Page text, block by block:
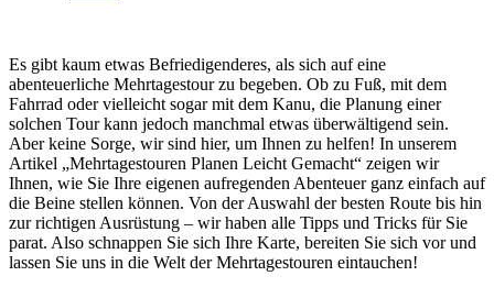
Es gibt kaum etwas Befriedigenderes, als sich auf eine
abenteuerliche Mehrtagestour zu begeben. Ob zu Fuß, mit dem
Fahrrad oder vielleicht sogar mit dem Kanu, die Planung einer
solchen Tour kann jedoch manchmal etwas überwältigend sein.
Aber keine Sorge, wir sind hier, um Ihnen zu helfen! In unserem
Artikel „Mehrtagestouren Planen Leicht Gemacht“ zeigen wir
Ihnen, wie Sie Ihre eigenen aufregenden Abenteuer ganz einfach auf
die Beine stellen können. Von der Auswahl der besten Route bis hin
zur richtigen Ausrüstung – wir haben alle Tipps und Tricks für Sie
parat. Also schnappen Sie sich Ihre Karte, bereiten Sie sich vor und
lassen Sie uns in die Welt der Mehrtagestouren eintauchen!